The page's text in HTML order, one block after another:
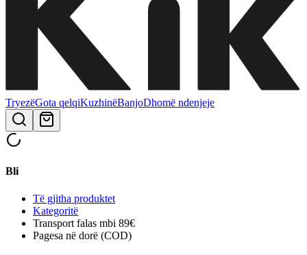
TryezëGota qelqiKuzhinëBanjoDhomë ndenjeje
Bli
Të gjitha produktet
Kategoritë
Transport falas mbi 89€
Pagesa në dorë (COD)